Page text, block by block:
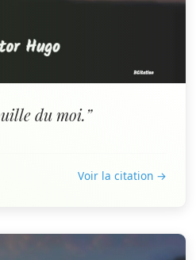
du moi.”
Voir la citation →